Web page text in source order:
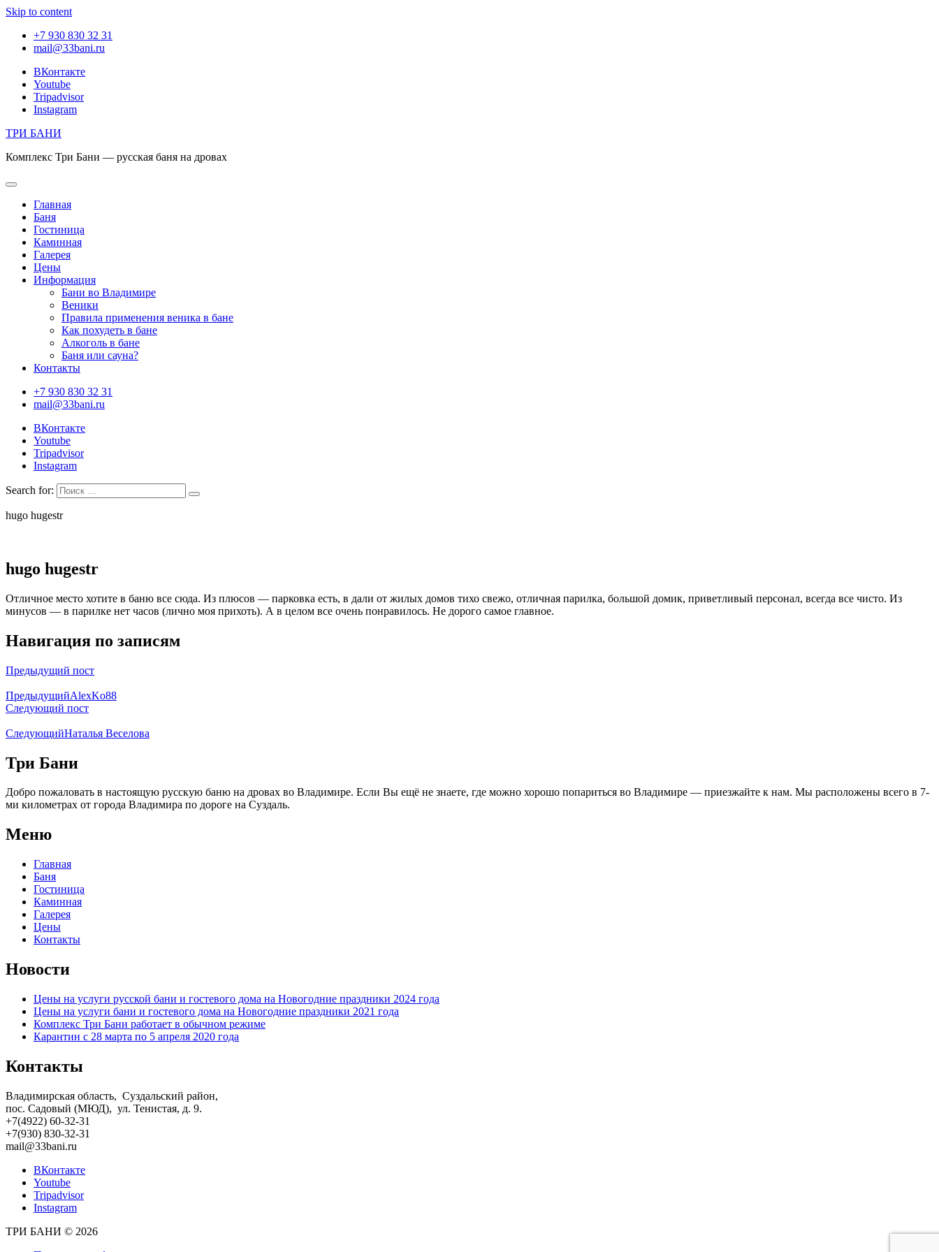
Skip to content
+7 930 830 32 31
mail@33bani.ru
ВКонтакте
Youtube
Tripadvisor
Instagram
ТРИ БАНИ
Комплекс Три Бани — русская баня на дровах
Главная
Баня
Гостиница
Каминная
Галерея
Цены
Информация
Бани во Владимире
Веники
Правила применения веника в бане
Как похудеть в бане
Алкоголь в бане
Баня или сауна?
Контакты
+7 930 830 32 31
mail@33bani.ru
ВКонтакте
Youtube
Tripadvisor
Instagram
Search for:
hugo hugestr
hugo hugestr
Отличное место хотите в баню все сюда. Из плюсов — парковка есть, в дали от жилых домов тихо свежо, отличная парилка, большой домик, приветливый персонал, всегда все чисто. Из
минусов — в парилке нет часов (лично моя прихоть). А в целом все очень понравилось. Не дорого самое главное.
Навигация по записям
Предыдущий пост
ПредыдущийAlexKo88
Следующий пост
СледующийНаталья Веселова
Три Бани
Добро пожаловать в настоящую русскую баню на дровах во Владимире. Если Вы ещё не знаете, где можно хорошо попариться во Владимире — приезжайте к нам. Мы расположены всего в 7-
ми километрах от города Владимира по дороге на Суздаль.
Меню
Главная
Баня
Гостиница
Каминная
Галерея
Цены
Контакты
Новости
Цены на услуги русской бани и гостевого дома на Новогодние праздники 2024 года
Цены на услуги бани и гостевого дома на Новогодние праздники 2021 года
Комплекс Три Бани работает в обычном режиме
Карантин с 28 марта по 5 апреля 2020 года
Контакты
Владимирская область, Суздальский район,
пос. Садовый (МЮД), ул. Тенистая, д. 9.
+7(4922) 60-32-31
+7(930) 830-32-31
mail@33bani.ru
ВКонтакте
Youtube
Tripadvisor
Instagram
ТРИ БАНИ © 2026